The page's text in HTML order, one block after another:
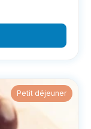
Petit déjeuner